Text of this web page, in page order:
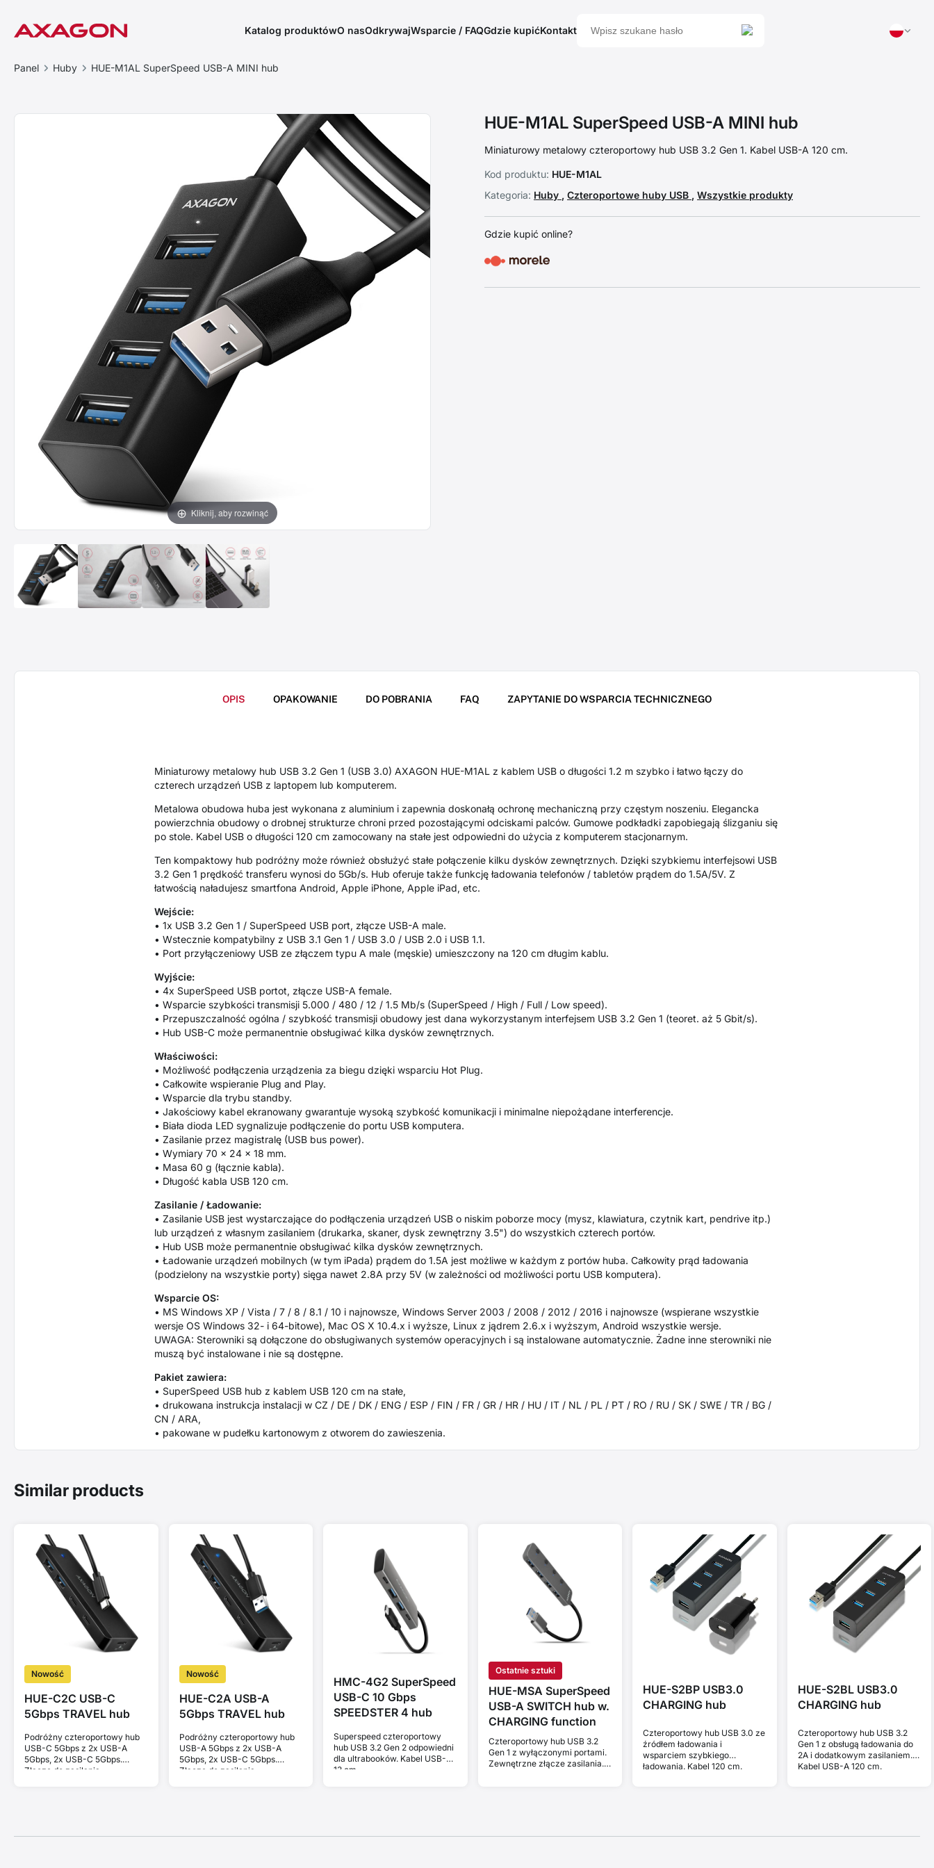
Katalog produktówO nasOdkrywajWsparcie / FAQGdzie kupićKontakt
Panel Huby HUE-M1AL SuperSpeed USB-A MINI hub
Kliknij, aby rozwinąć
HUE-M1AL SuperSpeed USB-A MINI hub
Miniaturowy metalowy czteroportowy hub USB 3.2 Gen 1. Kabel USB-A 120 cm.
Kod produktu: HUE-M1AL
Kategoria: Huby , Czteroportowe huby USB , Wszystkie produkty
Gdzie kupić online?
OPIS OPAKOWANIE DO POBRANIA FAQ ZAPYTANIE DO WSPARCIA TECHNICZNEGO
Miniaturowy metalowy hub USB 3.2 Gen 1 (USB 3.0) AXAGON HUE-M1AL z kablem USB o długości 1.2 m szybko i łatwo łączy do
czterech urządzeń USB z laptopem lub komputerem.
Metalowa obudowa huba jest wykonana z aluminium i zapewnia doskonałą ochronę mechaniczną przy częstym noszeniu. Elegancka
powierzchnia obudowy o drobnej strukturze chroni przed pozostającymi odciskami palców. Gumowe podkładki zapobiegają ślizganiu się
po stole. Kabel USB o długości 120 cm zamocowany na stałe jest odpowiedni do użycia z komputerem stacjonarnym.
Ten kompaktowy hub podróżny może również obsłużyć stałe połączenie kilku dysków zewnętrznych. Dzięki szybkiemu interfejsowi USB
3.2 Gen 1 prędkość transferu wynosi do 5Gb/s. Hub oferuje także funkcję ładowania telefonów / tabletów prądem do 1.5A/5V. Z
łatwością naładujesz smartfona Android, Apple iPhone, Apple iPad, etc.
Wejście:
• 1x USB 3.2 Gen 1 / SuperSpeed USB port, złącze USB-A male.
• Wstecznie kompatybilny z USB 3.1 Gen 1 / USB 3.0 / USB 2.0 i USB 1.1.
• Port przyłączeniowy USB ze złączem typu A male (męskie) umieszczony na 120 cm długim kablu.
Wyjście:
• 4x SuperSpeed USB portot, złącze USB-A female.
• Wsparcie szybkości transmisji 5.000 / 480 / 12 / 1.5 Mb/s (SuperSpeed / High / Full / Low speed).
• Przepuszczalność ogólna / szybkość transmisji obudowy jest dana wykorzystanym interfejsem USB 3.2 Gen 1 (teoret. aż 5 Gbit/s).
• Hub USB-C może permanentnie obsługiwać kilka dysków zewnętrznych.
Właściwości:
• Możliwość podłączenia urządzenia za biegu dzięki wsparciu Hot Plug.
• Całkowite wspieranie Plug and Play.
• Wsparcie dla trybu standby.
• Jakościowy kabel ekranowany gwarantuje wysoką szybkość komunikacji i minimalne niepożądane interferencje.
• Biała dioda LED sygnalizuje podłączenie do portu USB komputera.
• Zasilanie przez magistralę (USB bus power).
• Wymiary 70 x 24 x 18 mm.
• Masa 60 g (łącznie kabla).
• Długość kabla USB 120 cm.
Zasilanie / Ładowanie:
• Zasilanie USB jest wystarczające do podłączenia urządzeń USB o niskim poborze mocy (mysz, klawiatura, czytnik kart, pendrive itp.)
lub urządzeń z własnym zasilaniem (drukarka, skaner, dysk zewnętrzny 3.5") do wszystkich czterech portów.
• Hub USB może permanentnie obsługiwać kilka dysków zewnętrznych.
• Ładowanie urządzeń mobilnych (w tym iPada) prądem do 1.5A jest możliwe w każdym z portów huba. Całkowity prąd ładowania
(podzielony na wszystkie porty) sięga nawet 2.8A przy 5V (w zależności od możliwości portu USB komputera).
Wsparcie OS:
• MS Windows XP / Vista / 7 / 8 / 8.1 / 10 i najnowsze, Windows Server 2003 / 2008 / 2012 / 2016 i najnowsze (wspierane wszystkie
wersje OS Windows 32- i 64-bitowe), Mac OS X 10.4.x i wyższe, Linux z jądrem 2.6.x i wyższym, Android wszystkie wersje.
UWAGA: Sterowniki są dołączone do obsługiwanych systemów operacyjnych i są instalowane automatycznie. Żadne inne sterowniki nie
muszą być instalowane i nie są dostępne.
Pakiet zawiera:
• SuperSpeed USB hub z kablem USB 120 cm na stałe,
• drukowana instrukcja instalacji w CZ / DE / DK / ENG / ESP / FIN / FR / GR / HR / HU / IT / NL / PL / PT / RO / RU / SK / SWE / TR / BG /
CN / ARA,
• pakowane w pudełku kartonowym z otworem do zawieszenia.
Similar products
Nowość
HUE-C2C USB-C
5Gbps TRAVEL hub
Podróżny czteroportowy hub
USB-C 5Gbps z 2x USB-A
5Gbps, 2x USB-C 5Gbps.
Złącze do zasilania
Nowość
HUE-C2A USB-A
5Gbps TRAVEL hub
Podróżny czteroportowy hub
USB-A 5Gbps z 2x USB-A
5Gbps, 2x USB-C 5Gbps.
Złącze do zasilania
HMC-4G2 SuperSpeed
USB-C 10 Gbps
SPEEDSTER 4 hub
Superspeed czteroportowy
hub USB 3.2 Gen 2 odpowiedni
dla ultrabooków. Kabel USB-C
13 cm.
Ostatnie sztuki
HUE-MSA SuperSpeed
USB-A SWITCH hub w.
CHARGING function
Czteroportowy hub USB 3.2
Gen 1 z wyłączonymi portami.
Zewnętrzne złącze zasilania.
HUE-S2BP USB3.0
CHARGING hub
Czteroportowy hub USB 3.0 ze
źródłem ładowania i
wsparciem szybkiego
ładowania. Kabel 120 cm.
HUE-S2BL USB3.0
CHARGING hub
Czteroportowy hub USB 3.2
Gen 1 z obsługą ładowania do
2A i dodatkowym zasilaniem.
Kabel USB-A 120 cm.